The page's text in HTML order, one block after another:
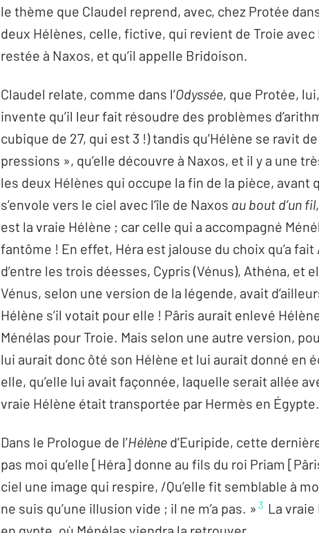
le thème que Claudel reprend, avec, chez Protée
deux Hélènes, celle, fictive, qui revient de Troie
restée à Naxos, et qu’il appelle Bridoison.
Claudel relate, comme dans l’Odyssée, que Protée,
invente qu’il leur fait résoudre des problèmes
cubique de 27, qui est 3 !) tandis qu’Hélène se ravit
pressions », qu’elle découvre à Naxos, et il y a une
les deux Hélènes qui occupe la fin de la pièce, avant
s’envole vers le ciel avec l’île de Naxos au bout d’un fil
est la vraie Hélène ; car celle qui a accompagné
fantôme ! En effet, Héra est jalouse du choix qu’a
d’entre les trois déesses, Cypris (Vénus), Athéna, et
Vénus, selon une version de la légende, avait
Hélène s’il votait pour elle ! Pâris aurait enlevé
Ménélas pour Troie. Mais selon une autre version,
lui aurait donc ôté son Hélène et lui aurait donné en
elle, qu’elle lui avait façonnée, laquelle serait allée
vraie Hélène était transportée par Hermès en Égypte.
Dans le Prologue de l’Hélèned’Euripide, cette
pas moi qu’elle [Héra] donne au fils du roi Priam
ciel une image qui respire, /Qu’elle fit semblable à
ne suis qu’une illusion vide ; il ne m’a pas. » 3 La